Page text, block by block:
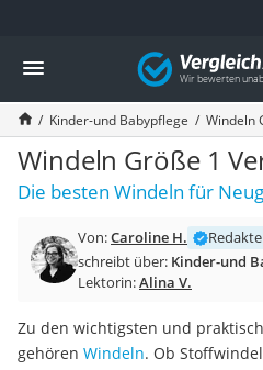
Die beliebtesten Vergleiche nach
Kind & Baby
Babyphone mit 2 Kameras
Walkie-Talkie Kinder
Kindermatratzen
Babywippe
Rollschuhe für Kinder
Laufrad
Kinderschubkarre
Kinderuhr
Babyphone
Vergleich
Kinder-und Babypflege Windeln
Windeln Größe 1
Die besten Windeln für
Von:Caroline H.
schreibt über: Kinder-und
Lektorin:Alina V.
Zu den wichtigsten und
gehören Windeln. Ob